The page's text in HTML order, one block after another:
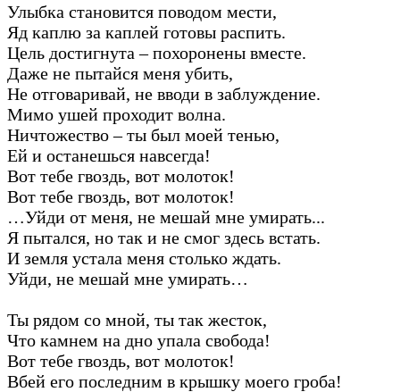
Улыбка становится поводом мести,
Яд каплю за каплей готовы распить.
Цель достигнута – похоронены вместе.
Даже не пытайся меня убить,
Не отговаривай, не вводи в заблуждение.
Мимо ушей проходит волна.
Ничтожество – ты был моей тенью,
Ей и останешься навсегда!
Вот тебе гвоздь, вот молоток!
Вот тебе гвоздь, вот молоток!
…Уйди от меня, не мешай мне умирать...
Я пытался, но так и не смог здесь встать.
И земля устала меня столько ждать.
Уйди, не мешай мне умирать…
Ты рядом со мной, ты так жесток,
Что камнем на дно упала свобода!
Вот тебе гвоздь, вот молоток!
Вбей его последним в крышку моего гроба!